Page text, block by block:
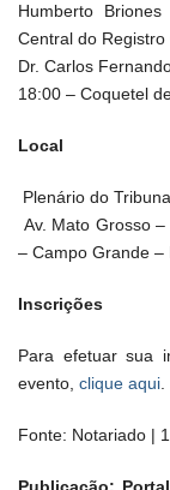
Humberto
Central do
Dr. Carlos
18:00 – Coquetel
Local
Plenário do
Av. Mato Grosso
– Campo Grande –
Inscrições
Para efetuar sua
evento, clique aqui
Fonte: Notariado |